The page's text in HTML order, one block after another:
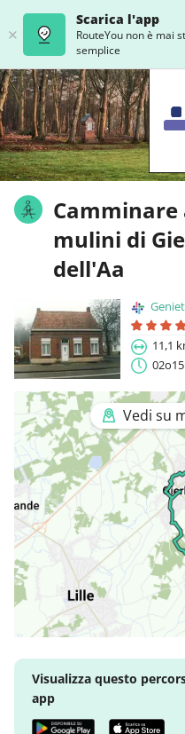
Scarica l'app
RouteYou non è mai
semplice
Camminare
mulini di
dell'Aa
11,1
02o15
Vedi su
Visualizza questo
app